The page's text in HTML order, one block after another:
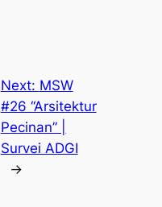
Next: MSW
#26 “Arsitektur
Pecinan” |
Survei ADGI
→